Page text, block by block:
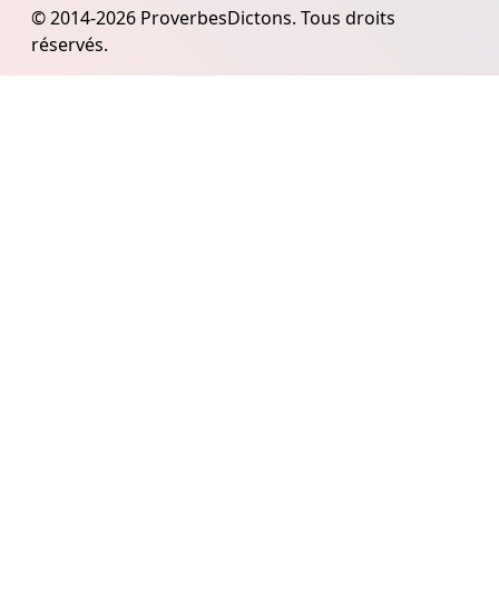
© 2014-2026 ProverbesDictons. Tous droits
réservés.